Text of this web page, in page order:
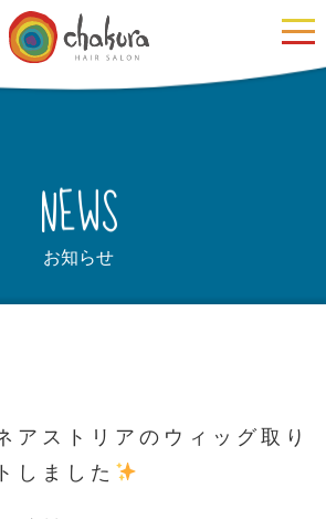
NEWS
お知らせ
アストリアのウィッグ取り
しました